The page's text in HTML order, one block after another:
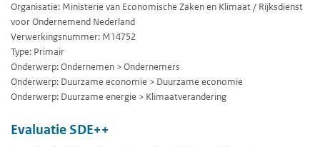
Organisatie: Ministerie van Economische Zaken en Klimaat / Rijksdienst
voor Ondernemend Nederland
Verwerkingsnummer: M14752
Type: Primair
Onderwerp: Ondernemen > Ondernemers
Onderwerp: Duurzame economie > Duurzame economie
Onderwerp: Duurzame energie > Klimaatverandering
Evaluatie SDE++